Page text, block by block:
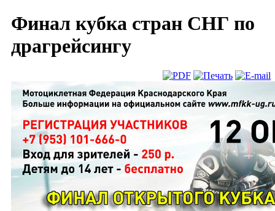
Финал кубка стран СНГ по
драгрейсингу